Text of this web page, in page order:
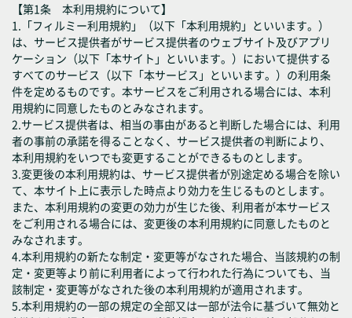
【第1条 本利用規約について】
1.「フィルミー利用規約」（以下「本利用規約」といいます。）
は、サービス提供者がサービス提供者のウェブサイト及びアプリ
ケーション（以下「本サイト」といいます。）において提供する
すべてのサービス（以下「本サービス」といいます。）の利用条
件を定めるものです。本サービスをご利用される場合には、本利
用規約に同意したものとみなされます。
2.サービス提供者は、相当の事由があると判断した場合には、利用
者の事前の承諾を得ることなく、サービス提供者の判断により、
本利用規約をいつでも変更することができるものとします。
3.変更後の本利用規約は、サービス提供者が別途定める場合を除い
て、本サイト上に表示した時点より効力を生じるものとします。
また、本利用規約の変更の効力が生じた後、利用者が本サービス
をご利用される場合には、変更後の本利用規約に同意したものと
みなされます。
4.本利用規約の新たな制定・変更等がなされた場合、当該規約の制
定・変更等より前に利用者によって行われた行為についても、当
該制定・変更等がなされた後の本利用規約が適用されます。
5.本利用規約の一部の規定の全部又は一部が法令に基づいて無効と